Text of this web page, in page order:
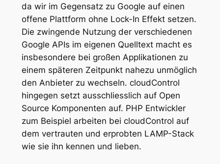
da wir im Gegensatz zu Google auf einen
offene Plattform ohne Lock-In Effekt setzen.
Die zwingende Nutzung der verschiedenen
Google APIs im eigenen Quelltext macht es
insbesondere bei großen Applikationen zu
einem späteren Zeitpunkt nahezu unmöglich
den Anbieter zu wechseln. cloudControl
hingegen setzt ausschliesslich auf Open
Source Komponenten auf. PHP Entwickler
zum Beispiel arbeiten bei cloudControl auf
dem vertrauten und erprobten LAMP-Stack
wie sie ihn kennen und lieben.